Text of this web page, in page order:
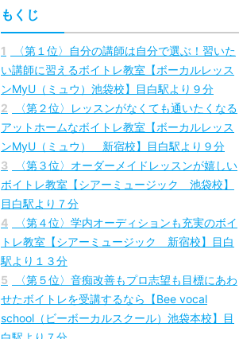
もくじ
1
〈第１位〉自分の講師は自分で選ぶ！習いた
い講師に習えるボイトレ教室【ボーカルレッス
ンMyU（ミュウ）池袋校】目白駅より９分
2
〈第２位〉レッスンがなくても通いたくなる
アットホームなボイトレ教室【ボーカルレッス
ンMyU（ミュウ） 新宿校】目白駅より９分
3
〈第３位〉オーダーメイドレッスンが嬉しい
ボイトレ教室【シアーミュージック 池袋校】
目白駅より７分
4
〈第４位〉学内オーディションも充実のボイ
トレ教室【シアーミュージック 新宿校】目白
駅より１３分
5 〈第５位〉音痴改善もプロ志望も目標にあわ